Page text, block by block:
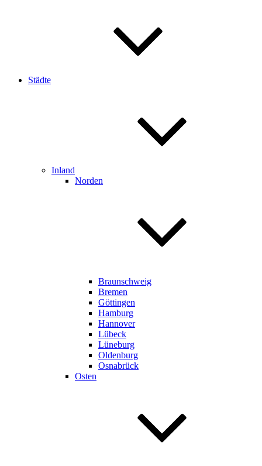
Städte
Inland
Norden
Braunschweig
Bremen
Göttingen
Hamburg
Hannover
Lübeck
Lüneburg
Oldenburg
Osnabrück
Osten